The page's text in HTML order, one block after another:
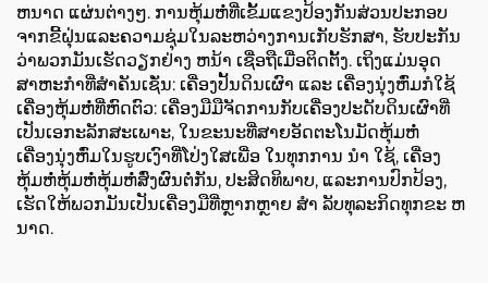
ຫນາດ ແຜ່ນຕ່າງໆ. ການຫຸ້ມຫໍ່ທີ່ເຂັ້ມແຂງປ້ອງກັນສ່ວນປະກອບ
ຈາກຂີ້ຝຸ່ນແລະຄວາມຊຸ່ມໃນລະຫວ່າງການເກັບຮັກສາ, ຮັບປະກັນ
ວ່າພວກມັນເຮັດວຽກຢ່າງ ຫນ້າ ເຊື່ອຖືເມື່ອຕິດຕັ້ງ. ເຖິງແມ່ນອຸດ
ສາຫະກໍາທີ່ສໍາຄັນເຊັ່ນ: ເຄື່ອງປັ້ນດິນເຜົາ ແລະ ເຄື່ອງນຸ່ງຫົ່ມກໍໃຊ້
ເຄື່ອງຫຸ້ມຫໍ່ທີ່ຫົດຕົວ: ເຄື່ອງມືມືຈັດການກັບເຄື່ອງປະດັບດິນເຜົາທີ່
ເປັນເອກະລັກສະເພາະ, ໃນຂະນະທີ່ສາຍອັດຕະໂນມັດຫຸ້ມຫໍ່
ເຄື່ອງນຸ່ງຫົ່ມໃນຮູບເງົາທີ່ໂປ່ງໃສເພື່ອ ໃນທຸກການ ນໍາ ໃຊ້, ເຄື່ອງ
ຫຸ້ມຫໍ່ຫຸ້ມຫໍ່ຫຸ້ມຫໍ່ສົ່ງຜົນຕໍ່ກັນ, ປະສິດທິພາບ, ແລະການປົກປ້ອງ,
ເຮັດໃຫ້ພວກມັນເປັນເຄື່ອງມືທີ່ຫຼາກຫຼາຍ ສໍາ ລັບທຸລະກິດທຸກຂະ ຫ
ນາດ.